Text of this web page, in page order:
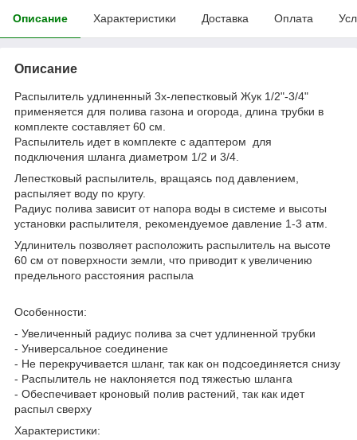
Описание Характеристики Доставка Оплата
Описание
Распылитель удлиненный 3х-лепестковый Жук 1/2"-3/4"
применяется для полива газона и огорода, длина трубки в
комплекте составляет 60 см.
Распылитель идет в комплекте с адаптером для
подключения шланга диаметром 1/2 и 3/4.
Лепестковый распылитель, вращаясь под давлением,
распыляет воду по кругу.
Радиус полива зависит от напора воды в системе и высоты
установки распылителя, рекомендуемое давление 1-3 атм.
Удлинитель позволяет расположить распылитель на высоте
60 см от поверхности земли, что приводит к увеличению
предельного расстояния распыла
Особенности:
- Увеличенный радиус полива за счет удлиненной трубки
- Универсальное соединение
- Не перекручивается шланг, так как он подсоединяется снизу
- Распылитель не наклоняется под тяжестью шланга
- Обеспечивает кроновый полив растений, так как идет
распыл сверху
Характеристики: